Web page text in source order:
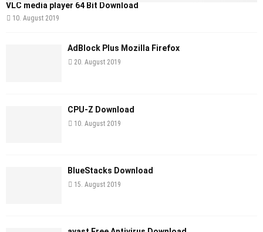
VLC media player 64 Bit Download
10. August 2019
AdBlock Plus Mozilla Firefox
20. August 2019
CPU-Z Download
10. August 2019
BlueStacks Download
15. August 2019